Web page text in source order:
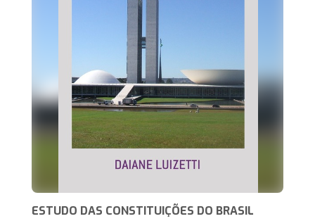
ESTUDO DAS CONSTITUIÇÕES DO BRASIL